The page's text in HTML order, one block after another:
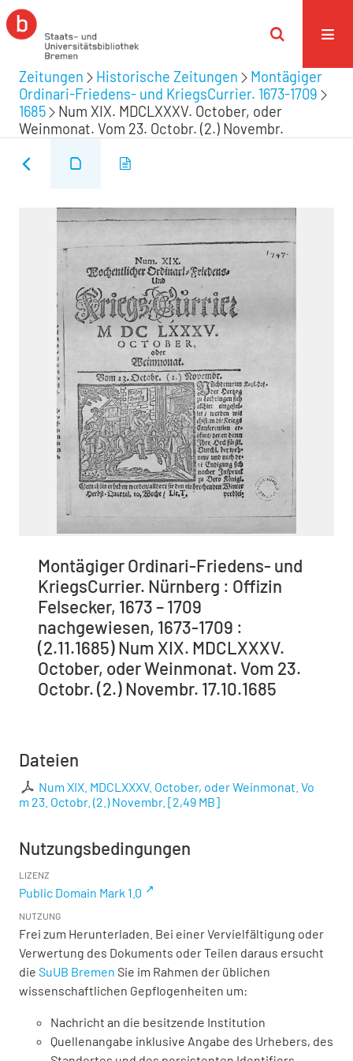
Zeitungen Historische Zeitungen
Montägiger
Ordinari-Friedens- und KriegsCurrier. 1673-1709
1685
Num XIX. MDCLXXXV. October, oder
Weinmonat. Vom 23. Octobr. (2.) Novembr.
Montägiger Ordinari-Friedens- und
KriegsCurrier. Nürnberg : Offizin
Felsecker, 1673 – 1709
nachgewiesen, 1673-1709 :
(2.11.1685) Num XIX. MDCLXXXV.
October, oder Weinmonat. Vom 23.
Octobr. (2.) Novembr. 17.10.1685
Dateien
Num XIX. MDCLXXXV. October, oder Weinmonat. Vo
m 23. Octobr. (2.) Novembr. [2,49 MB]
Nutzungsbedingungen
LIZENZ
Public Domain Mark 1.0
NUTZUNG
Frei zum Herunterladen. Bei einer Vervielfältigung oder
Verwertung des Dokuments oder Teilen daraus ersucht
die SuUB Bremen Sie im Rahmen der üblichen
wissenschaftlichen Gepflogenheiten um:
Nachricht an die besitzende Institution
Quellenangabe inklusive Angabe des Urhebers, des